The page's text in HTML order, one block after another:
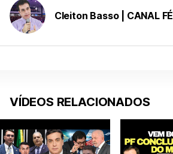
Cleiton Basso | CANAL FÉ
VÍDEOS RELACIONADOS